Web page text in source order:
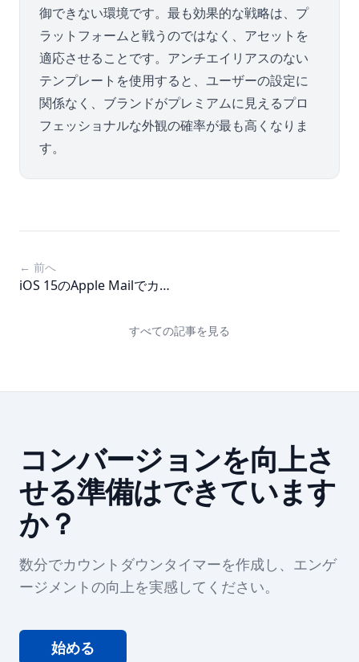
御できない環境です。最も効果的な戦略は、プ
ラットフォームと戦うのではなく、アセットを
適応させることです。アンチエイリアスのない
テンプレートを使用すると、ユーザーの設定に
関係なく、ブランドがプレミアムに見えるプロ
フェッショナルな外観の確率が最も高くなりま
す。
← 前へ
iOS 15のApple Mailでカウ
すべての記事を見る
コンバージョンを向上さ
せる準備はできています
か？
数分でカウントダウンタイマーを作成し、エンゲ
ージメントの向上を実感してください。
始める